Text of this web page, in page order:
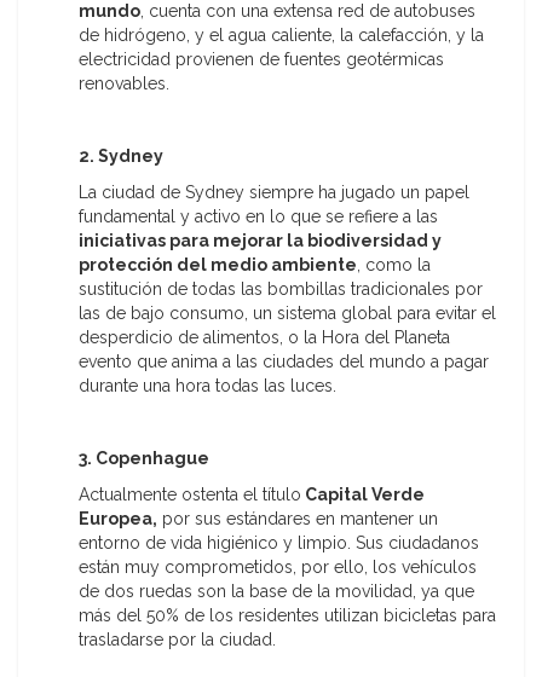
mundo, cuenta con una extensa red de autobuses
de hidrógeno, y el agua caliente, la calefacción, y la
electricidad provienen de fuentes geotérmicas
renovables.
2. Sydney
La ciudad de Sydney siempre ha jugado un papel
fundamental y activo en lo que se refiere a las
iniciativas para mejorar la biodiversidad y
protección del medio ambiente, como la
sustitución de todas las bombillas tradicionales por
las de bajo consumo, un sistema global para evitar el
desperdicio de alimentos, o la Hora del Planeta
evento que anima a las ciudades del mundo a pagar
durante una hora todas las luces.
3. Copenhague
Actualmente ostenta el título Capital Verde
Europea, por sus estándares en mantener un
entorno de vida higiénico y limpio. Sus ciudadanos
están muy comprometidos, por ello, los vehículos
de dos ruedas son la base de la movilidad, ya que
más del 50% de los residentes utilizan bicicletas para
trasladarse por la ciudad.